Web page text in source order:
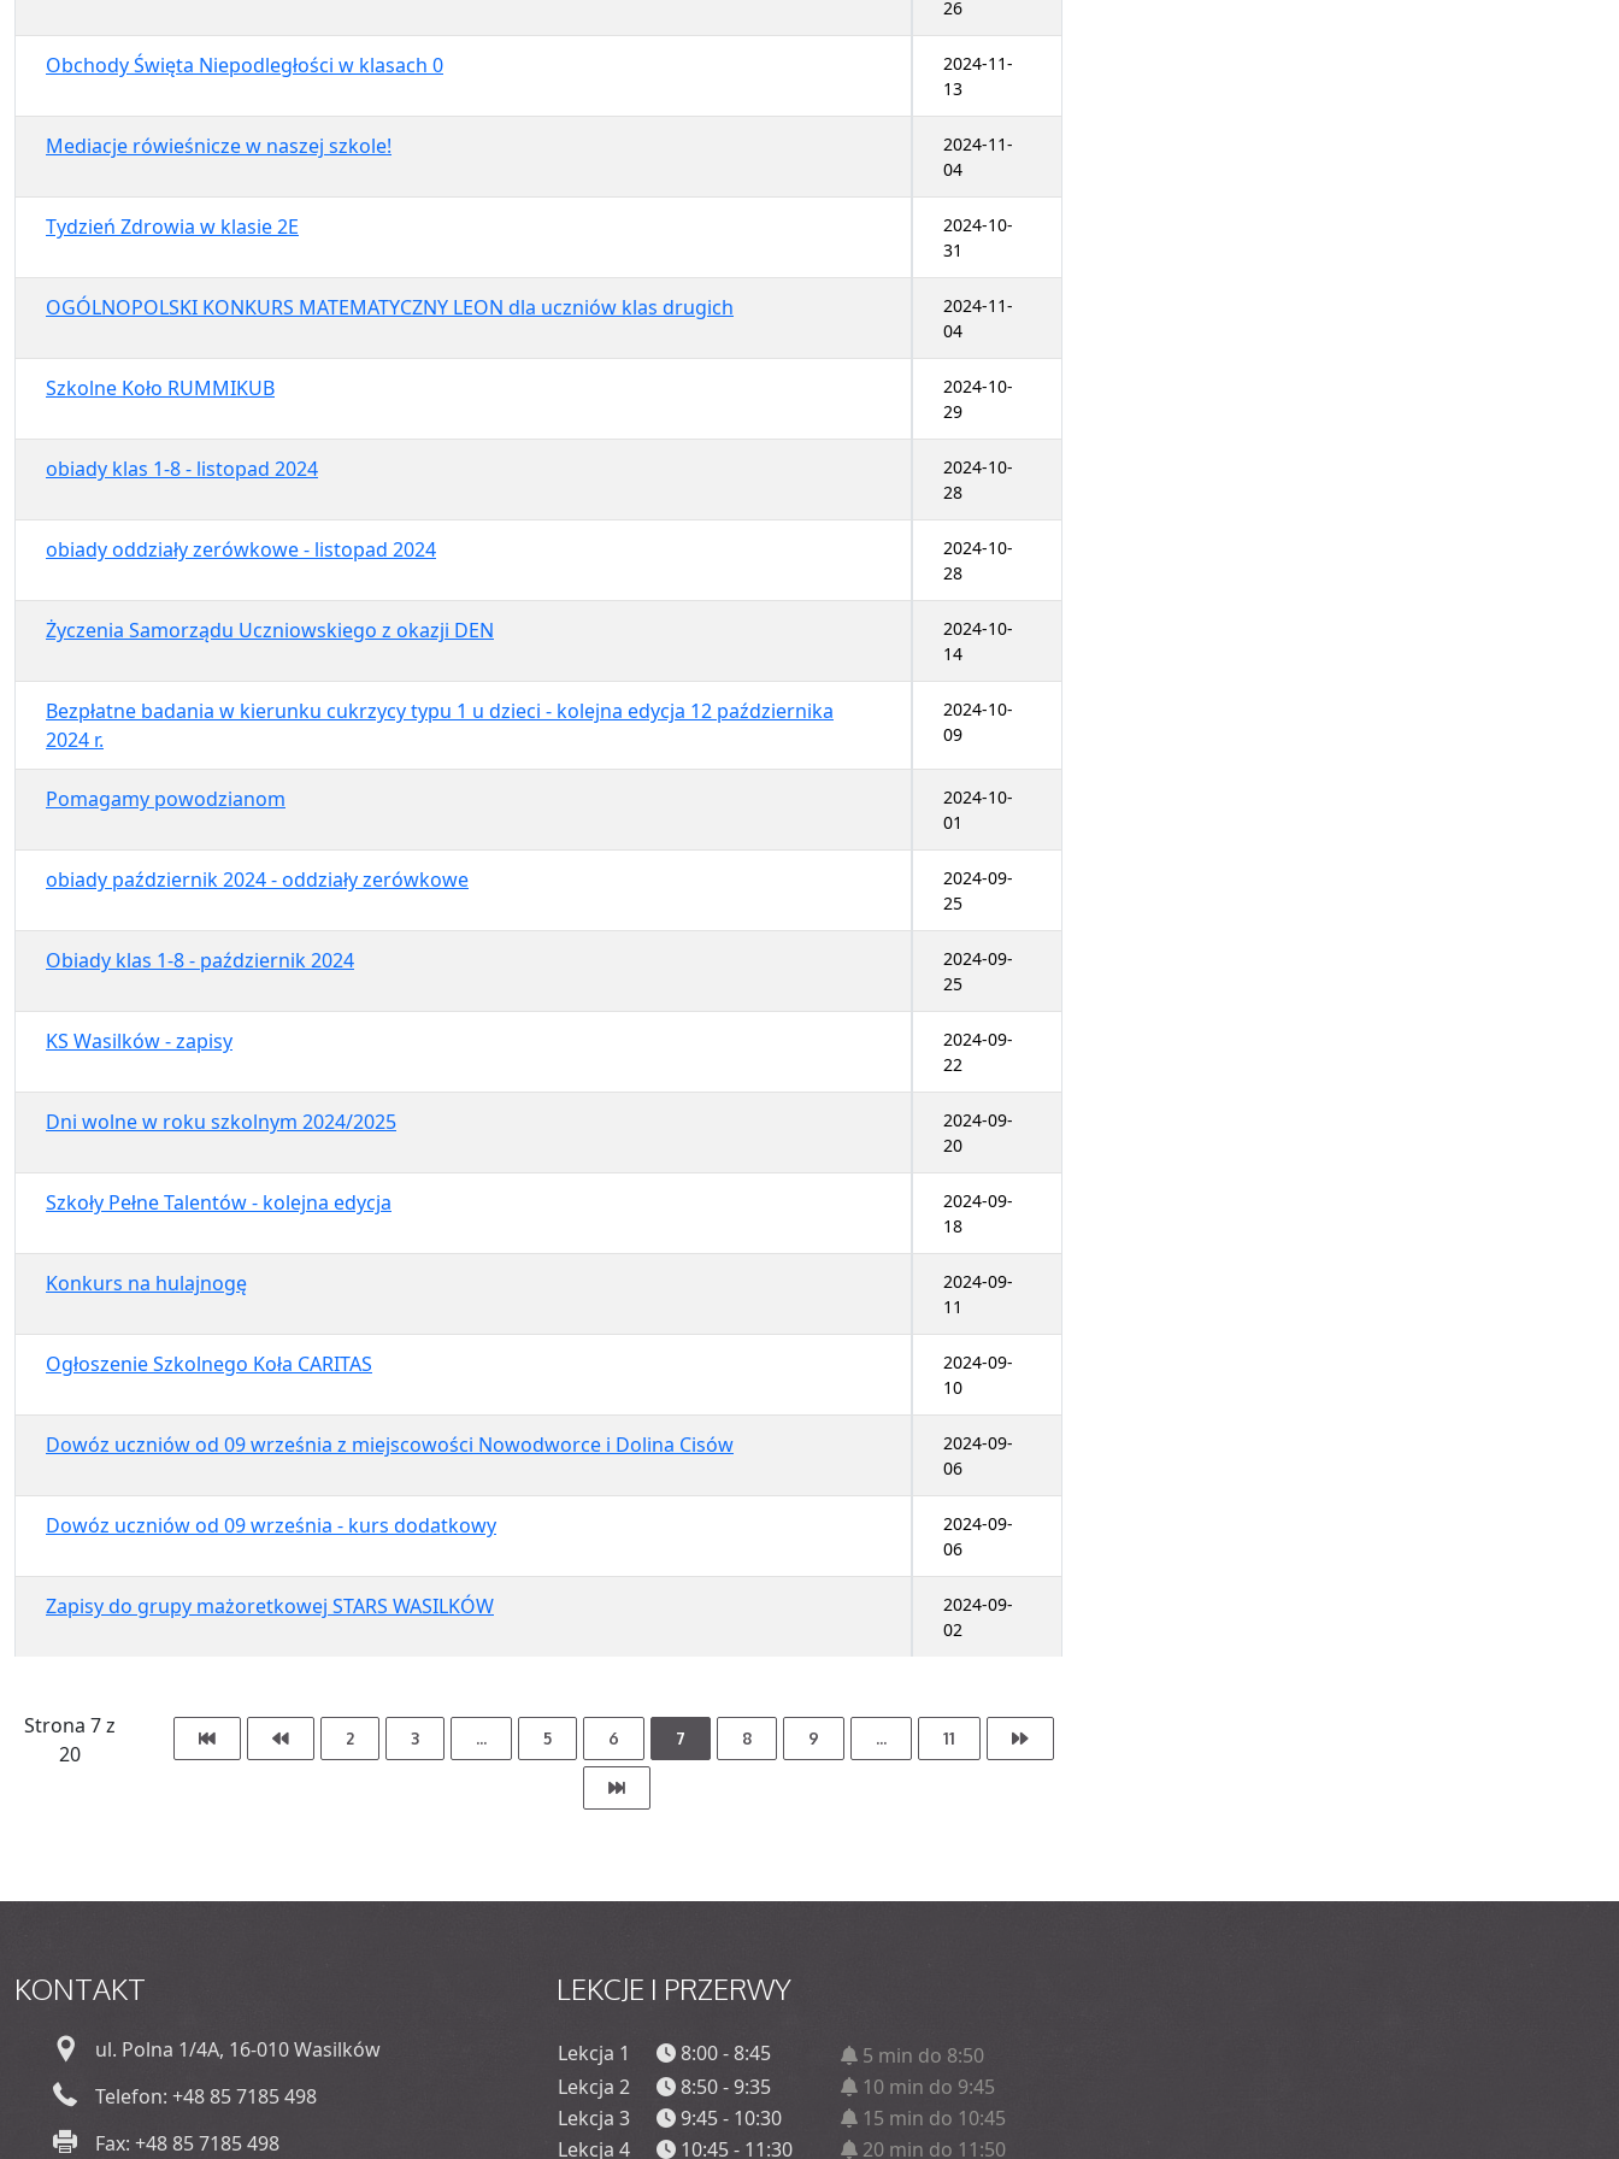
26
Obchody Święta Niepodległości w klasach 0
2024-11-
13
Mediacje rówieśnicze w naszej szkole!
2024-11-
04
Tydzień Zdrowia w klasie 2E
2024-10-
31
OGÓLNOPOLSKI KONKURS MATEMATYCZNY LEON dla uczniów klas drugich
2024-11-
04
Szkolne Koło RUMMIKUB
2024-10-
29
obiady klas 1-8 - listopad 2024
2024-10-
28
obiady oddziały zerówkowe - listopad 2024
2024-10-
28
Życzenia Samorządu Uczniowskiego z okazji DEN
2024-10-
14
Bezpłatne badania w kierunku cukrzycy typu 1 u dzieci - kolejna edycja 12 października
2024 r.
2024-10-
09
Pomagamy powodzianom
2024-10-
01
obiady październik 2024 - oddziały zerówkowe
2024-09-
25
Obiady klas 1-8 - październik 2024
2024-09-
25
KS Wasilków - zapisy
2024-09-
22
Dni wolne w roku szkolnym 2024/2025
2024-09-
20
Szkoły Pełne Talentów - kolejna edycja
2024-09-
18
Konkurs na hulajnogę
2024-09-
11
Ogłoszenie Szkolnego Koła CARITAS
2024-09-
10
Dowóz uczniów od 09 września z miejscowości Nowodworce i Dolina Cisów
2024-09-
06
Dowóz uczniów od 09 września - kurs dodatkowy
2024-09-
06
Zapisy do grupy mażoretkowej STARS WASILKÓW
2024-09-
02
Strona 7 z
20
2 3 ... 5 6 7 8 9 ... 11
KONTAKT
ul. Polna 1/4A, 16-010 Wasilków
Telefon: +48 85 7185 498
Fax: +48 85 7185 498
LEKCJE I PRZERWY
Lekcja 1 8:00 - 8:45
5 min do 8:50
Lekcja 2
8:50 - 9:35
10 min do 9:45
Lekcja 3
9:45 - 10:30
15 min do 10:45
Lekcja 4
10:45 - 11:30 20 min do 11:50